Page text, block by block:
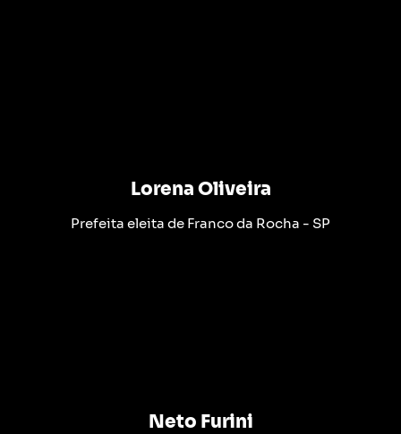
Lorena Oliveira
Prefeita eleita de Franco da Rocha - SP
Neto Furini